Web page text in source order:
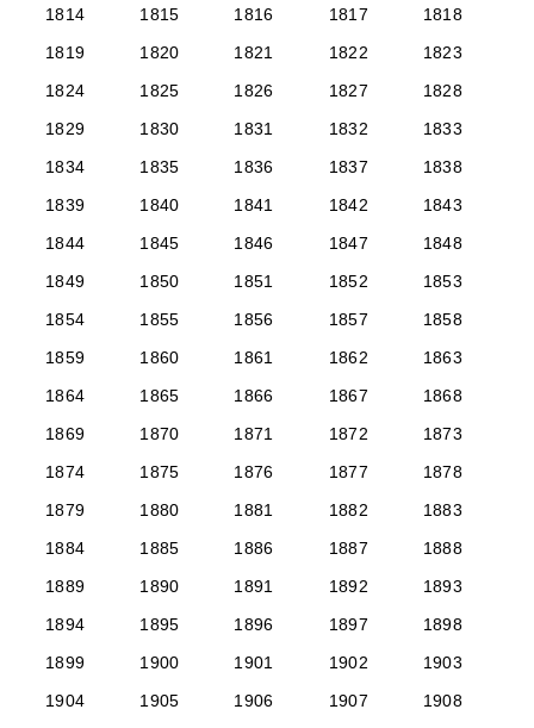
1814
1815 1816 1817
1818
1819
1820 1821 1822
1823
1824
1825 1826 1827
1828
1829
1830 1831 1832
1833
1834
1835 1836 1837
1838
1839
1840 1841 1842
1843
1844
1845 1846 1847
1848
1849
1850 1851 1852
1853
1854
1855 1856 1857
1858
1859
1860 1861 1862
1863
1864
1865 1866 1867
1868
1869
1870 1871 1872
1873
1874
1875 1876 1877
1878
1879
1880 1881 1882
1883
1884
1885 1886 1887
1888
1889
1890 1891 1892
1893
1894
1895 1896 1897
1898
1899
1900 1901 1902
1903
1904
1905 1906 1907
1908